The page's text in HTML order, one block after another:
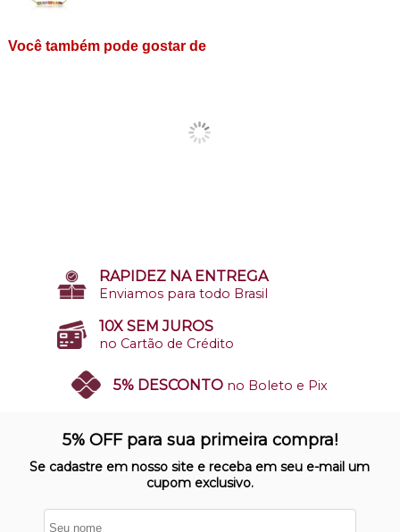
Você também pode gostar de
RAPIDEZ NA ENTREGA
Enviamos para todo Brasil
10X SEM JUROS
no Cartão de Crédito
5% DESCONTO no Boleto e Pix
Nosso site opera em ambiente
protegido
5% OFF para sua primeira compra!
Se cadastre em nosso site e receba em seu e-mail um
cupom exclusivo.